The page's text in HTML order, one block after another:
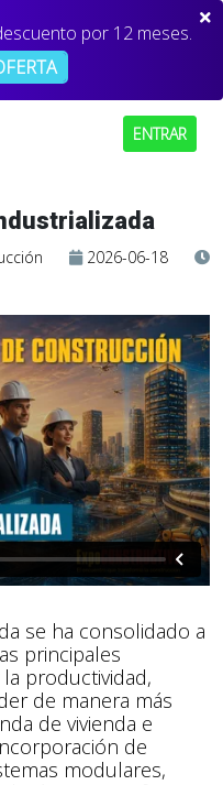
por 12 meses.
ENTRAR
2026-06-18
se ha consolidado a
principales
productividad,
de manera más
de vivienda e
de
modulares,